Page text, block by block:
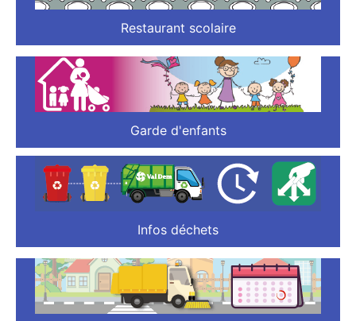
Restaurant scolaire
Garde d'enfants
Infos déchets